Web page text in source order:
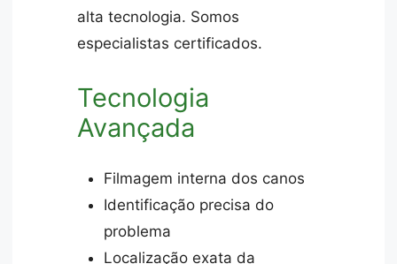
alta tecnologia. Somos
especialistas certificados.
Tecnologia
Avançada
Filmagem interna dos canos
Identificação precisa do
problema
Localização exata da